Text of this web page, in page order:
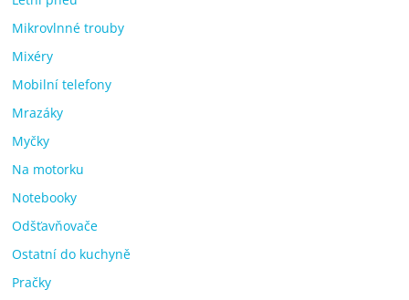
Mikrovlnné trouby
Mixéry
Mobilní telefony
Mrazáky
Myčky
Na motorku
Notebooky
Odšťavňovače
Ostatní do kuchyně
Pračky